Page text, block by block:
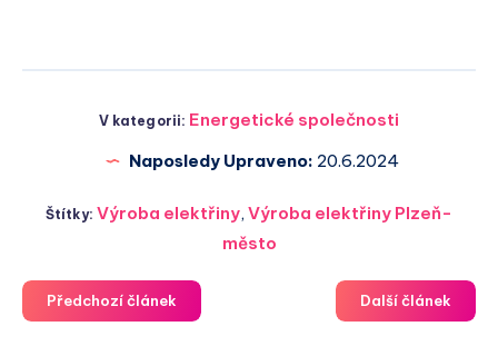
V kategorii: Energetické společnosti
Naposledy Upraveno: 20.6.2024
Štítky:Výroba elektřiny,Výroba elektřiny Plzeň-
město
Předchozí článek Další článek